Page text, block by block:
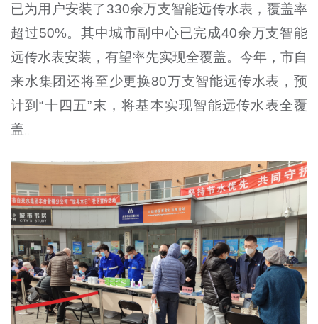
已为用户安装了330余万支智能远传水表，覆盖率
超过50%。其中城市副中心已完成40余万支智能
远传水表安装，有望率先实现全覆盖。今年，市自
来水集团还将至少更换80万支智能远传水表，预
计到“十四五”末，将基本实现智能远传水表全覆
盖。